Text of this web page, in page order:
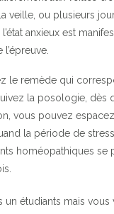
veille, ou plusieurs
anxieux est
l’épreuve.
le remède qui
la posologie, dès
vous pouvez
la période de
homéopathiques se
un étudiants mais